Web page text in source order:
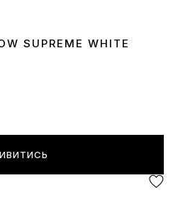
SUPREME WHITE